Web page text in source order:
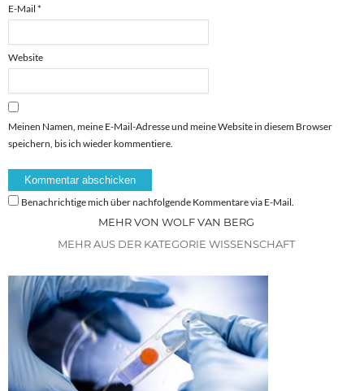
E-Mail *
Website
Meinen Namen, meine E-Mail-Adresse und meine Website in diesem Browser
speichern, bis ich wieder kommentiere.
Benachrichtige mich über nachfolgende Kommentare via E-Mail.
MEHR VON WOLF VAN BERG
MEHR AUS DER KATEGORIE WISSENSCHAFT